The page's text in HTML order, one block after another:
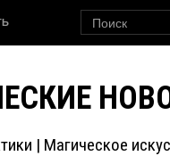
| Магическое